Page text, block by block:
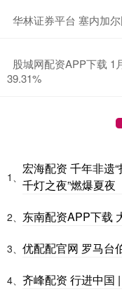
华林证券平台 塞内加
股城网配资APP下载 1
39.31%
1、
宏海配资 千年非遗
千灯之夜”燃爆夏夜
2、 东南配资APP下载
3、 优配配官网 罗马台
4、 齐峰配资 行进中国 |